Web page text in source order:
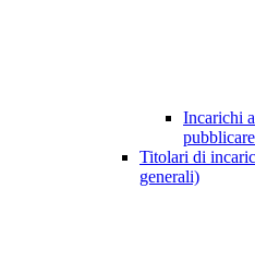
Incarichi
Titolari di
generali)